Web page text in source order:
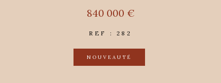
840 000 €
REF : 282
NOUVEAUTÉ